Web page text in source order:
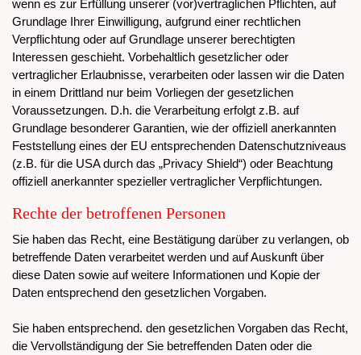
wenn es zur Erfüllung unserer (vor)vertraglichen Pflichten, auf
Grundlage Ihrer Einwilligung, aufgrund einer rechtlichen
Verpflichtung oder auf Grundlage unserer berechtigten
Interessen geschieht. Vorbehaltlich gesetzlicher oder
vertraglicher Erlaubnisse, verarbeiten oder lassen wir die Daten
in einem Drittland nur beim Vorliegen der gesetzlichen
Voraussetzungen. D.h. die Verarbeitung erfolgt z.B. auf
Grundlage besonderer Garantien, wie der offiziell anerkannten
Feststellung eines der EU entsprechenden Datenschutzniveaus
(z.B. für die USA durch das „Privacy Shield“) oder Beachtung
offiziell anerkannter spezieller vertraglicher Verpflichtungen.
Rechte der betroffenen Personen
Sie haben das Recht, eine Bestätigung darüber zu verlangen, ob
betreffende Daten verarbeitet werden und auf Auskunft über
diese Daten sowie auf weitere Informationen und Kopie der
Daten entsprechend den gesetzlichen Vorgaben.
Sie haben entsprechend. den gesetzlichen Vorgaben das Recht,
die Vervollständigung der Sie betreffenden Daten oder die